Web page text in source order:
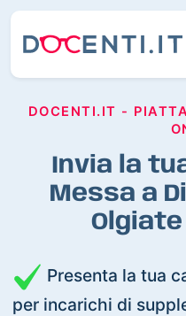
DOCENTI.IT -
Invia la
Messa a
Presenta la tua
per incarichi di